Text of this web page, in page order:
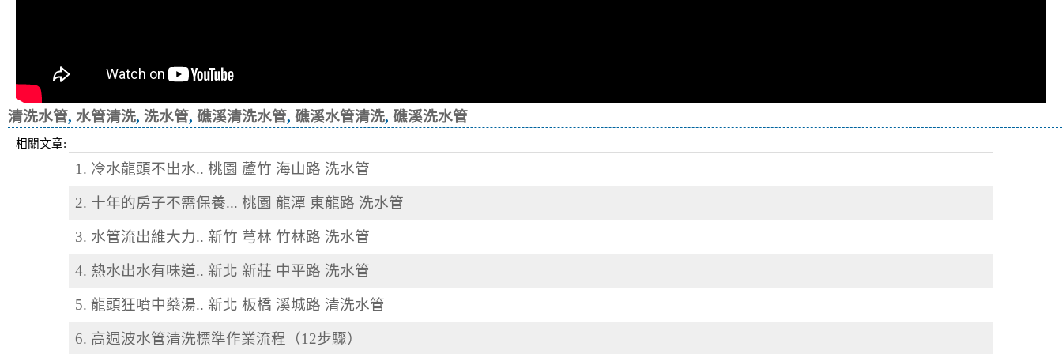
清洗水管, 水管清洗, 洗水管, 礁溪清洗水管, 礁溪水管清洗, 礁溪洗水管
相關文章:
1. 冷水龍頭不出水.. 桃園 蘆竹 海山路 洗水管
2. 十年的房子不需保養... 桃園 龍潭 東龍路 洗水管
3. 水管流出維大力.. 新竹 芎林 竹林路 洗水管
4. 熱水出水有味道.. 新北 新莊 中平路 洗水管
5. 龍頭狂噴中藥湯.. 新北 板橋 溪城路 清洗水管
6. 高週波水管清洗標準作業流程（12步驟）